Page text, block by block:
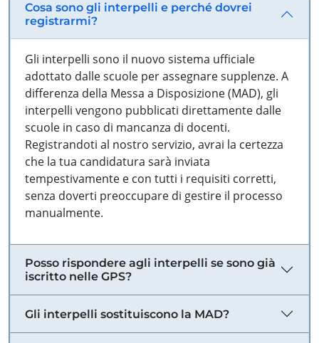
Cosa sono gli interpelli e perché dovrei
registrarmi?
Gli interpelli sono il nuovo sistema ufficiale
adottato dalle scuole per assegnare supplenze. A
differenza della Messa a Disposizione (MAD), gli
interpelli vengono pubblicati direttamente dalle
scuole in caso di mancanza di docenti.
Registrandoti al nostro servizio, avrai la certezza
che la tua candidatura sarà inviata
tempestivamente e con tutti i requisiti corretti,
senza doverti preoccupare di gestire il processo
manualmente.
Posso rispondere agli interpelli se sono già
iscritto nelle GPS?
Gli interpelli sostituiscono la MAD?